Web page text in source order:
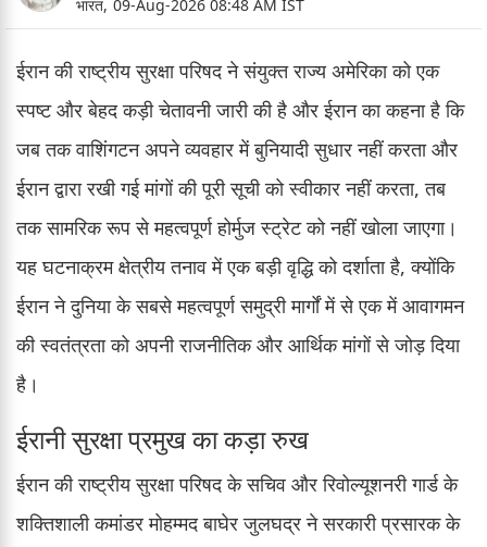
भारत, 09-Aug-2026 08:48 AM IST
ईरान की राष्ट्रीय सुरक्षा परिषद ने संयुक्त राज्य अमेरिका को एक
स्पष्ट और बेहद कड़ी चेतावनी जारी की है और ईरान का कहना है कि
जब तक वाशिंगटन अपने व्यवहार में बुनियादी सुधार नहीं करता और
ईरान द्वारा रखी गई मांगों की पूरी सूची को स्वीकार नहीं करता, तब
तक सामरिक रूप से महत्वपूर्ण होर्मुज स्ट्रेट को नहीं खोला जाएगा।
यह घटनाक्रम क्षेत्रीय तनाव में एक बड़ी वृद्धि को दर्शाता है, क्योंकि
ईरान ने दुनिया के सबसे महत्वपूर्ण समुद्री मार्गों में से एक में आवागमन
की स्वतंत्रता को अपनी राजनीतिक और आर्थिक मांगों से जोड़ दिया
है।
ईरानी सुरक्षा प्रमुख का कड़ा रुख
ईरान की राष्ट्रीय सुरक्षा परिषद के सचिव और रिवोल्यूशनरी गार्ड के
शक्तिशाली कमांडर मोहम्मद बाघेर जुलघद्र ने सरकारी प्रसारक के